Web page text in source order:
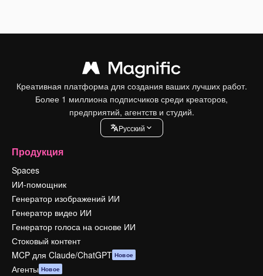
Креативная платформа для создания ваших лучших работ.
Более 1 миллиона подписчиков среди креаторов,
предприятий, агентств и студий.
Pусский
Продукция
Spaces
ИИ-помощник
Генератор изображений ИИ
Генератор видео ИИ
Генератор голоса на основе ИИ
Стоковый контент
MCP для Claude/ChatGPT Новое
Агенты Новое